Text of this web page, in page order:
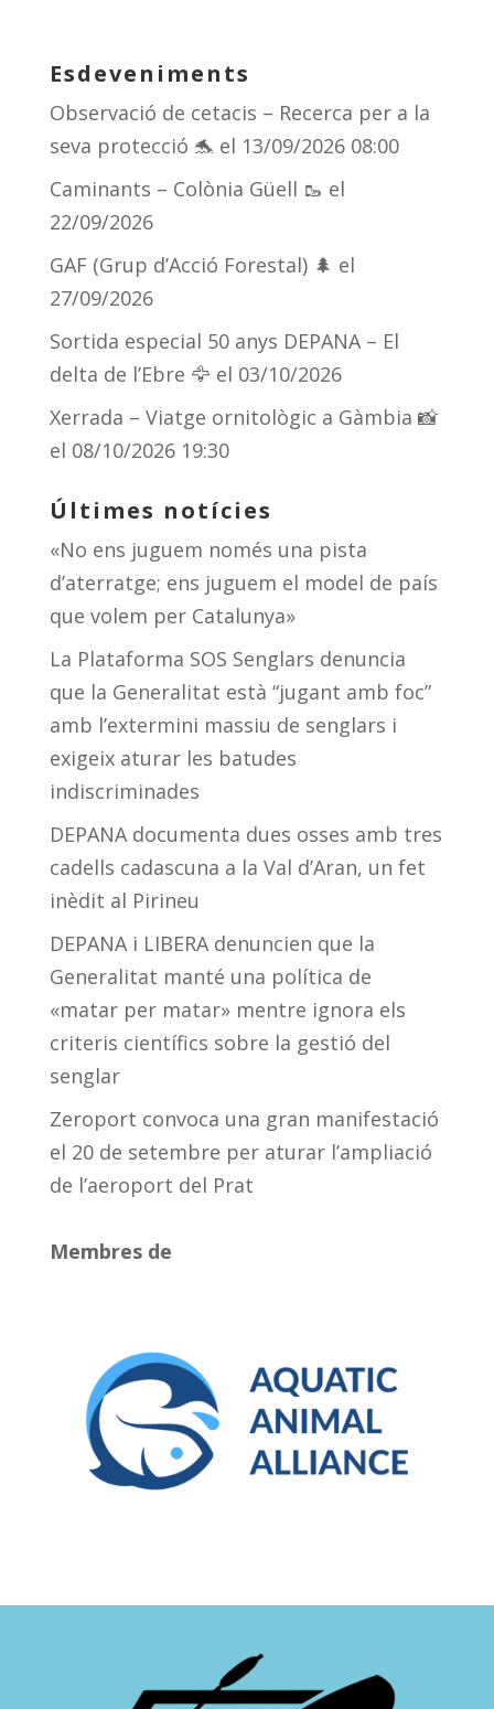
sk
y d
s
gr
a
m te
ix
Esdeveniments
Observació de cetacis – Recerca per a la
seva protecció 🐬 el 13/09/2026 08:00
Caminants – Colònia Güell 🥾 el
22/09/2026
GAF (Grup d’Acció Forestal) 🌲 el
27/09/2026
Sortida especial 50 anys DEPANA – El
delta de l’Ebre 🦅 el 03/10/2026
Xerrada – Viatge ornitològic a Gàmbia 📸
el 08/10/2026 19:30
Últimes notícies
«No ens juguem només una pista
d’aterratge; ens juguem el model de país
que volem per Catalunya»
La Plataforma SOS Senglars denuncia
que la Generalitat està “jugant amb foc”
amb l’extermini massiu de senglars i
exigeix aturar les batudes
indiscriminades
DEPANA documenta dues osses amb tres
cadells cadascuna a la Val d’Aran, un fet
inèdit al Pirineu
DEPANA i LIBERA denuncien que la
Generalitat manté una política de
«matar per matar» mentre ignora els
criteris científics sobre la gestió del
senglar
Zeroport convoca una gran manifestació
el 20 de setembre per aturar l’ampliació
de l’aeroport del Prat
Membres de